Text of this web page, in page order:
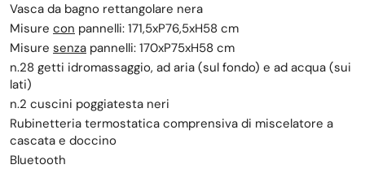
Vasca da bagno rettangolare nera
Misure con pannelli: 171,5xP76,5xH58 cm
Misure senza pannelli: 170xP75xH58 cm
n.28 getti idromassaggio, ad aria (sul fondo) e ad acqua (sui
lati)
n.2 cuscini poggiatesta neri
Rubinetteria termostatica comprensiva di miscelatore a
cascata e doccino
Bluetooth